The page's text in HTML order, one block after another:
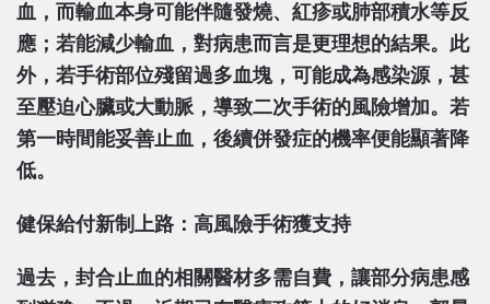
血，而輸血本身可能伴隨發燒、紅疹或肺部積水等反
應；若能減少輸血，對病患而言是更理想的結果。此
外，若手術部位殘留過多血塊，可能成為感染源，甚
至壓迫心臟或大動脈，導致二次手術的風險增加。若
第一時間能妥善止血，後續併發症的機率便能顯著降
低。
健保給付新制上路：高風險手術獲支持
過去，封合止血的相關醫材多需自費，讓部分病患感